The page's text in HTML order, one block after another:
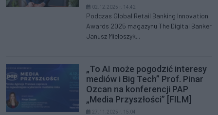
02.12.2025 r. 14:42
Podczas Global Retail Banking Innovation
Awards 2025 magazynu The Digital Banker
Janusz Mieloszyk...
„To AI może pogodzić interesy
mediów i Big Tech” Prof. Pinar
Ozcan na konferencji PAP
„Media Przyszłości” [FILM]
27.11.2025 r. 15:04